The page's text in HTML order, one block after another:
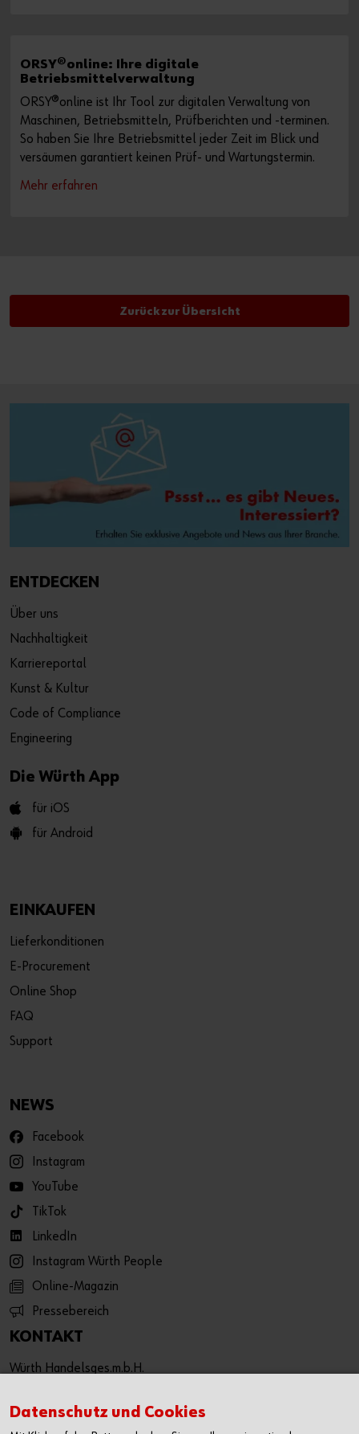
ORSY®online: Ihre digitale
Betriebsmittelverwaltung
ORSY®online ist Ihr Tool zur digitalen Verwaltung von
Maschinen, Betriebsmitteln, Prüfberichten und -terminen.
So haben Sie Ihre Betriebsmittel jeder Zeit im Blick und
versäumen garantiert keinen Prüf- und Wartungstermin.
Mehr erfahren
Zurück zur Übersicht
ENTDECKEN
Über uns
Nachhaltigkeit
Karriereportal
Kunst & Kultur
Code of Compliance
Engineering
Die Würth App
für iOS
für Android
EINKAUFEN
Lieferkonditionen
E-Procurement
Online Shop
FAQ
Support
NEWS
Facebook
Instagram
YouTube
TikTok
LinkedIn
Instagram Würth People
Online-Magazin
Pressebereich
KONTAKT
Würth Handelsges.m.b.H.
3071 Böheimkirchen
Datenschutz und Cookies